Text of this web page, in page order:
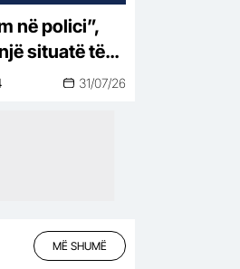
situatë të
prek damarin
31/07/26
MË SHUMË